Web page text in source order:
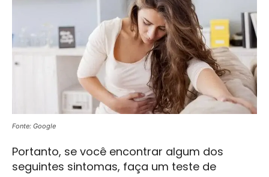
Fonte: Google
Portanto, se você encontrar algum dos
seguintes sintomas, faça um teste de